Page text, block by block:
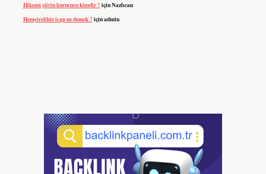
Hikemi şiirin kurucusu kimdir ?içinNazlıcan
Hemşirelikte icap ne demek ?içinadmin